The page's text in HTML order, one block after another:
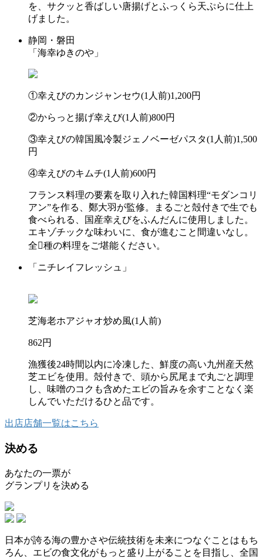
を、サクッと香ばしい唐揚げとふっくら天ぷらに仕上
げました。
静岡・磐田
「海幸ゆきのや」
①幸えびのカンジャンセウ(1人前)1,200円
②からっと揚げ幸えび(1人前)800円
③幸えびの韓国風冷製ジェノベーゼパスタ(1人前)1,500
円
④幸えびのキムチ(1人前)600円
フランス料理の要素を取り入れた韓国料理“モダンコリ
アン”を作る、鄭大羽が監修。まるごと殻付きで生でも
食べられる、国産幸えびをふんだんに使用しました。
エキゾチックな味わいに、食が進むこと間違いなし。
全􏚵種の料理をご堪能ください。
「ニチレイフレッシュ」
芝海老ホアジャオ炒め風(1人前)
862円
漁獲後24時間以内に冷凍した、鮮度の高い九州産天然
芝エビを使用。殻付きで、頭から尻尾まで丸ごと調理
し、味噌のコクも含めたエビの旨みを余すことなく楽
しんでいただけるひと品です。
出店店舗一覧はこちら
決める
あなたの一票が
グランプリを決める
日本が誇る海の豊かさや伝統技術を未来につなぐことはもち
ろん、エビの食文化がもっと盛り上がることを目指し、全国